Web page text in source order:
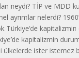
neydi? TİP ve MDD
ayrımlar nelerdi?
Türkiye’de kapitalizmin
kapitalizmin
ülkelerde ister istemez